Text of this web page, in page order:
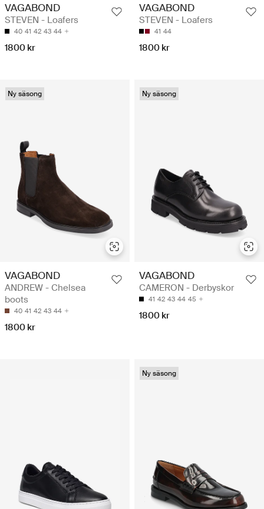
VAGABOND
STEVEN - Loafers
40 41 42 43 44
1800 kr
VAGABOND
STEVEN - Loafers
41 44
1800 kr
Ny säsong
VAGABOND
ANDREW - Chelsea
boots
40 41 42 43 44
1800 kr
Ny säsong
VAGABOND
CAMERON - Derbyskor
41 42 43 44 45
1800 kr
Ny säsong